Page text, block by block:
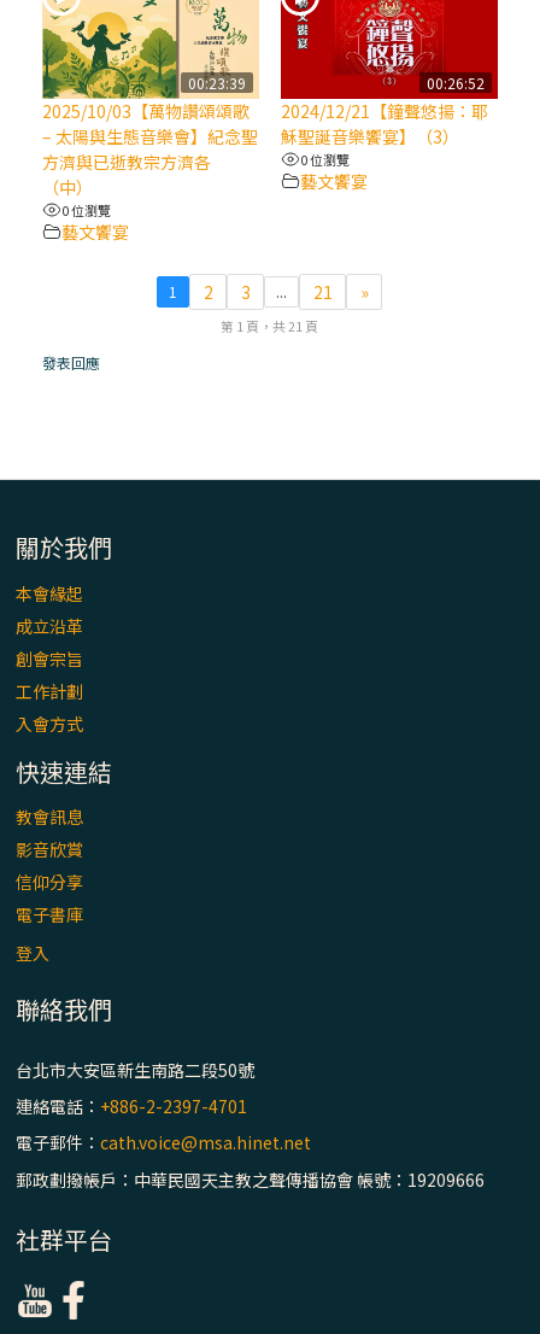
(4)黃敏正主教帶你做【將臨期避靜】—匝凱
「想看」耶穌，耶穌「走近」匝凱
(3)黃敏正主教帶你做【將臨期避靜】—「轉
念」，吃苦如吃補
(1)黃敏正主教帶你做【將臨期避靜】—「走
通諭中的「希望」 / 台南中華聖母主教座堂
(下)
「禧年 來~」第十二集：論2025禧年詔書中
的「希望」 / 台南中華聖母主教座堂(上)
00:23:39
2025/10/03【萬物讚頌頌歌
– 太陽與生態音樂會】紀念聖
方濟與已逝教宗方濟各
（中）
0 位瀏覽
藝文饗宴
00:26:52
2024/12/21【鐘聲悠揚：耶
穌聖誕音樂饗宴】（3）
0 位瀏覽
藝文饗宴
1 2 3 ... 21 »
第 1 頁，共 21 頁
發表回應
關於我們
本會緣起
成立沿革
創會宗旨
工作計劃
入會方式
快速連結
教會訊息
影音欣賞
信仰分享
電子書庫
登入
聯絡我們
台北市大安區新生南路二段50號
連絡電話： +886-2-2397-4701
電子郵件：cath.voice@msa.hinet.net
郵政劃撥帳戶：中華民國天主教之聲傳播協會 帳號：19209666
社群平台